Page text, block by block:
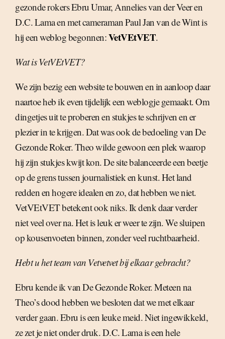
gezonde rokers Ebru Umar, Annelies van der Veer en
D.C. Lama en met cameraman Paul Jan van de Wint is
hij een weblog begonnen:VetVEtVET.
Wat is VetVEtVET?
We zijn bezig een website te bouwen en in aanloop daar
naartoe heb ik even tijdelijk een weblogje gemaakt. Om
dingetjes uit te proberen en stukjes te schrijven en er
plezier in te krijgen. Dat was ook de bedoeling van De
Gezonde Roker. Theo wilde gewoon een plek waarop
hij zijn stukjes kwijt kon. De site balanceerde een beetje
op de grens tussen journalistiek en kunst. Het land
redden en hogere idealen en zo, dat hebben we niet.
VetVEtVET betekent ook niks. Ik denk daar verder
niet veel over na. Het is leuk er weer te zijn. We sluipen
op kousenvoeten binnen, zonder veel ruchtbaarheid.
Hebt u het team van Vetvetvet bij elkaar gebracht?
Ebru kende ik van De Gezonde Roker. Meteen na
Theo’s dood hebben we besloten dat we met elkaar
verder gaan. Ebru is een leuke meid. Niet ingewikkeld,
ze zet je niet onder druk. D.C. Lama is een hele